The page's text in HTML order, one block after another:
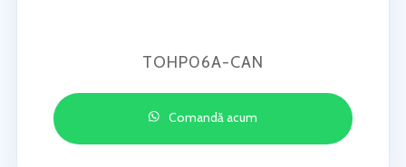
TOHP06A-CAN
Comandă acum